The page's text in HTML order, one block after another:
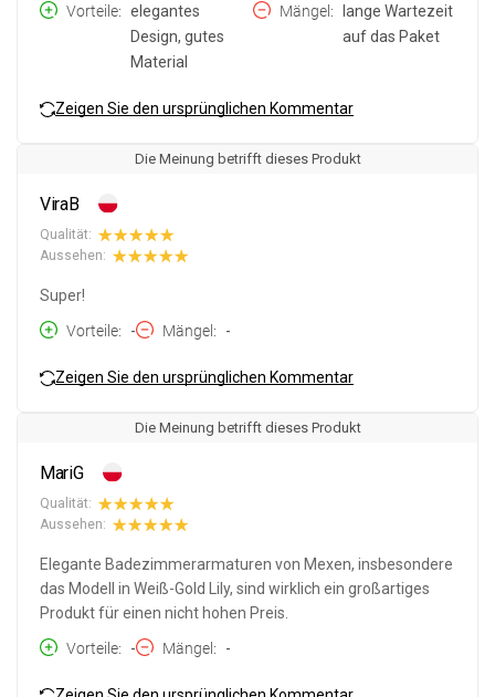
Vorteile
elegantes
Design, gutes
Material
Mängel
lange Wartezeit
auf das Paket
Zeigen Sie den ursprünglichen Kommentar
Die Meinung betrifft dieses Produkt
ViraB
Qualität:
Aussehen:
Super!
Vorteile
- Mängel -
Zeigen Sie den ursprünglichen Kommentar
Die Meinung betrifft dieses Produkt
MariG
Qualität:
Aussehen:
Elegante Badezimmerarmaturen von Mexen, insbesondere
das Modell in Weiß-Gold Lily, sind wirklich ein großartiges
Produkt für einen nicht hohen Preis.
Vorteile
- Mängel -